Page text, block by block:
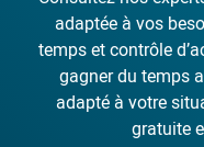
adaptée à vos
temps et contrôle
gagner du temps
adapté à votre
gratuite